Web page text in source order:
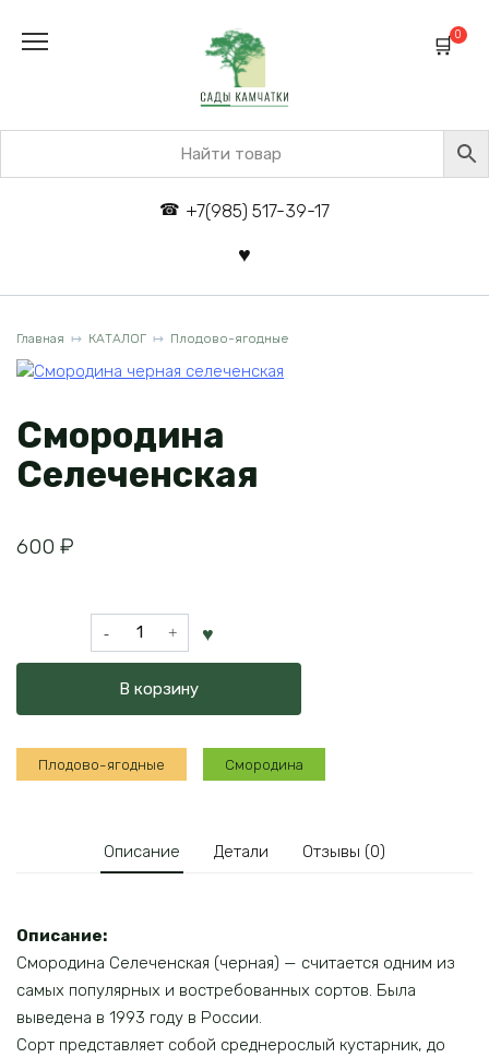
+7(985) 517-39-17
0
Главная КАТАЛОГ Плодово-ягодные
Смородина
Селеченская
600 ₽
Количество
товара
Селеченская
В корзину
Плодово-ягодные Смородина
Описание Детали Отзывы (0)
Описание:
Смородина Селеченская (черная) — считается одним из
самых популярных и востребованных сортов. Была
выведена в 1993 году в России.
Сорт представляет собой среднерослый кустарник, до